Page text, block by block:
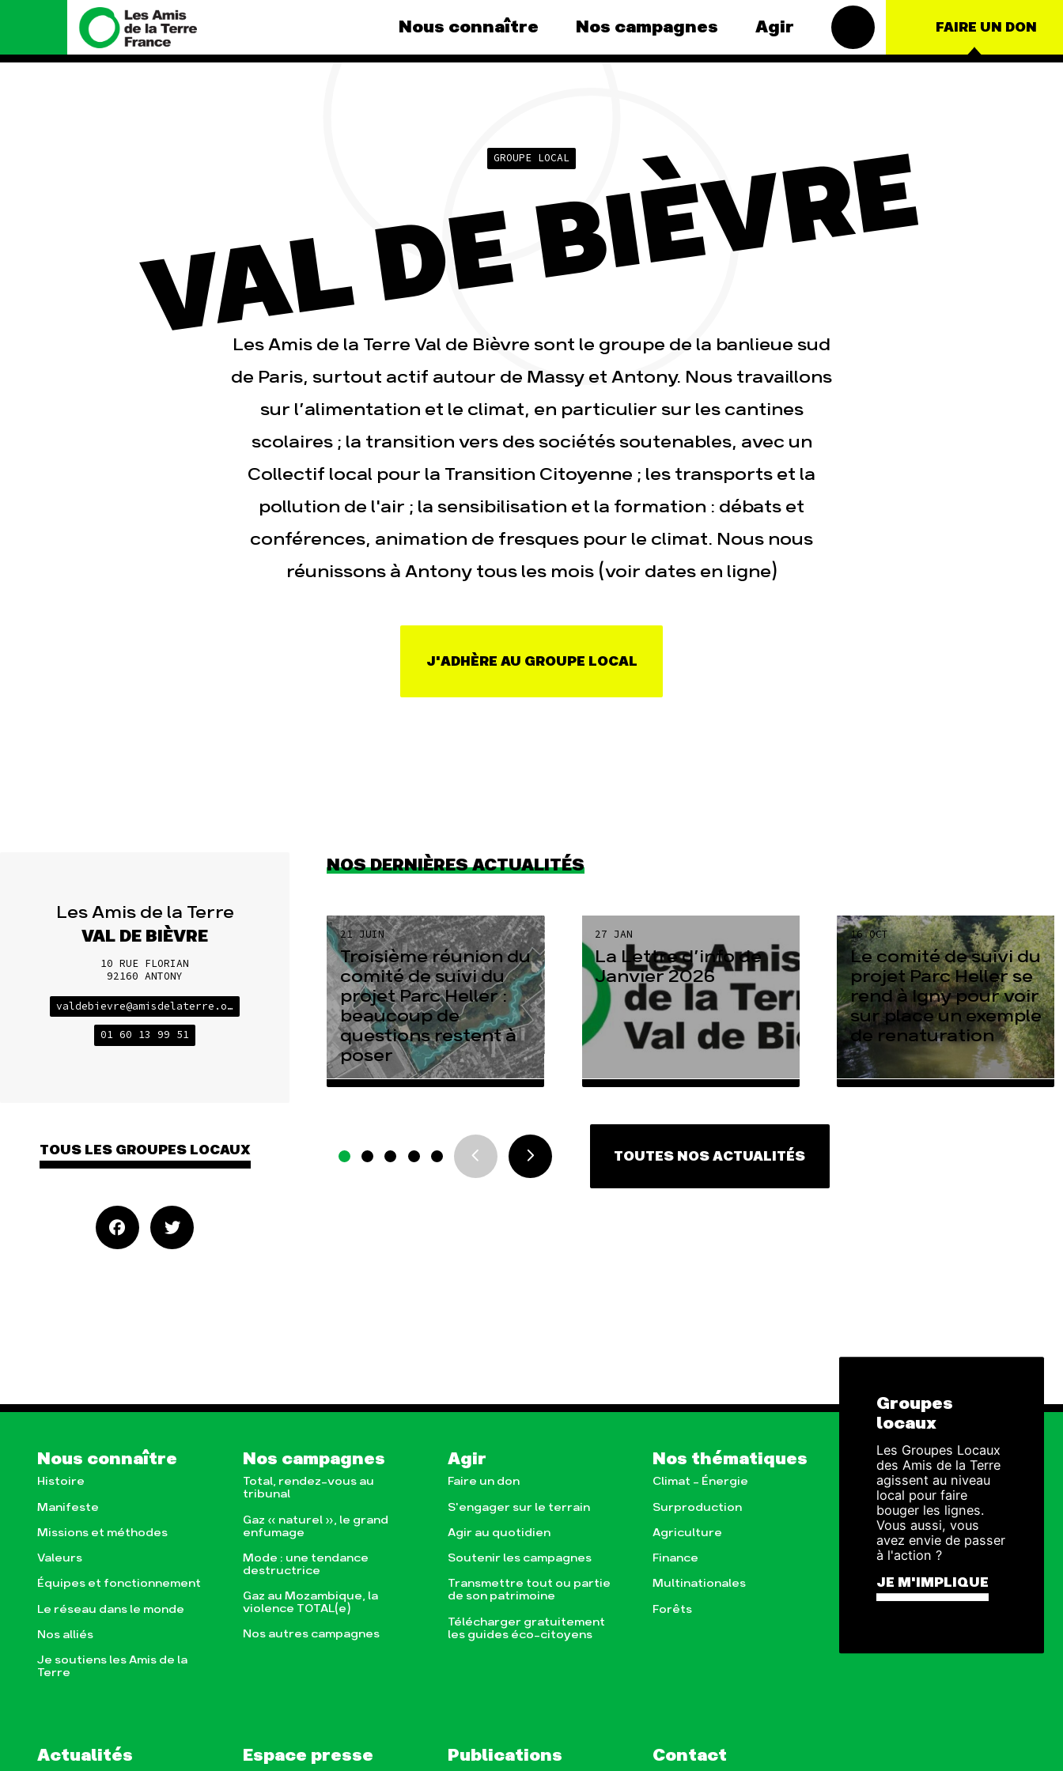
Nous connaître Nos campagnes Agir FAIRE UN DON
Je soutiens les Amis de la
Gaz au Mozambique, la
violence TOTAL(e)
Nos autres campagnes
S'engager sur le terrain
Soutenir les campagnes
Transmettre tout ou partie
de son patrimoine
Télécharger gratuitement
les guides éco-citoyens
Agriculture
Finance
Multinationales
Forêts
des Amis de la Terre
agissent au niveau
local pour faire
bouger les lignes.
Vous aussi, vous
Espace presse Publications Contact
GROUPE LOCAL
VAL DE BIÈVRE
Les Amis de la Terre Val de Bièvre sont le groupe de la banlieue sud
de Paris, surtout actif autour de Massy et Antony. Nous travaillons
sur l’alimentation et le climat, en particulier sur les cantines
scolaires ; la transition vers des sociétés soutenables, avec un
Collectif local pour la Transition Citoyenne ; les transports et la
pollution de l'air ; la sensibilisation et la formation : débats et
conférences, animation de fresques pour le climat. Nous nous
réunissons à Antony tous les mois (voir dates en ligne)
J'ADHÈRE AU GROUPE LOCAL
Les Amis de la Terre
VAL DE BIÈVRE
10 RUE FLORIAN
92160 ANTONY
valdebievre@amisdelaterre.org
01 60 13 99 51
TOUS LES GROUPES LOCAUX
NOS DERNIÈRES ACTUALITÉS
21 JUIN
Troisième réunion du
comité de suivi du
projet Parc Heller :
beaucoup de
questions restent à
poser
27 JAN
La Lettre d’info de
Janvier 2026
16 OCT
Le comité de suivi du
projet Parc Heller se
rend à Igny pour voir
sur place un exemple
de renaturation
TOUTES NOS ACTUALITÉS
Nous connaître
Histoire
Manifeste
Missions et méthodes
Valeurs
Équipes et fonctionnement
Le réseau dans le monde
Nos alliés
Je soutiens les Amis de la
Terre
Nos campagnes
Total, rendez-vous au
tribunal
Gaz « naturel », le grand
enfumage
Mode : une tendance
destructrice
Gaz au Mozambique, la
violence TOTAL(e)
Nos autres campagnes
Agir
Faire un don
S'engager sur le terrain
Agir au quotidien
Soutenir les campagnes
Transmettre tout ou partie
de son patrimoine
Télécharger gratuitement
les guides éco-citoyens
Nos thématiques
Climat – Énergie
Surproduction
Agriculture
Finance
Multinationales
Forêts
Groupes
locaux
Les Groupes Locaux
des Amis de la Terre
agissent au niveau
local pour faire
bouger les lignes.
Vous aussi, vous
avez envie de passer
à l'action ?
JE M'IMPLIQUE
Actualités Espace presse Publications Contact